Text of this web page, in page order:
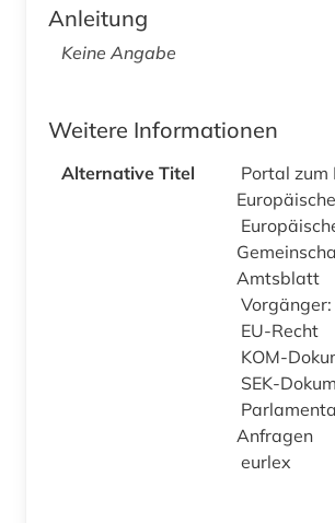
Anleitung
Keine Angabe
Weitere Informationen
Alternative Titel
Portal zum
Amtsblatt
Vorgänger:
EU-Recht
KOM-
SEK-
Anfragen
eurlex